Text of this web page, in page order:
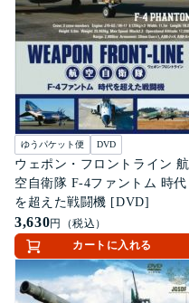
ゆうパケット便 DVD
ウェポン・フロントライン 航
空自衛隊 F-4ファントム 時代
を超えた戦闘機 [DVD]
3,630円（税込）
カートに入れる